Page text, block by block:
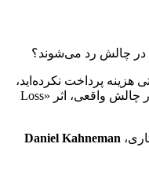
در چالش رد می‌شوند؟
پرداخت نکرده‌اید،
ذهن شما ریسک را جدی نمی‌گیرد. اما در چالش واقعی، اثر «Loss
Daniel Kahneman